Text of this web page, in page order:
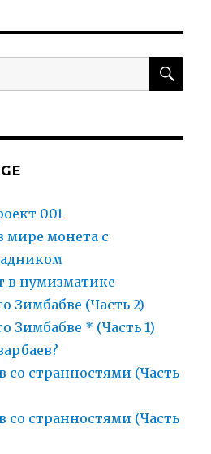
не
001
мире монета с
в нумизматике
Зимбабве (Часть 2)
Зимбабве * (Часть 1)
со странностями (Часть
со странностями (Часть